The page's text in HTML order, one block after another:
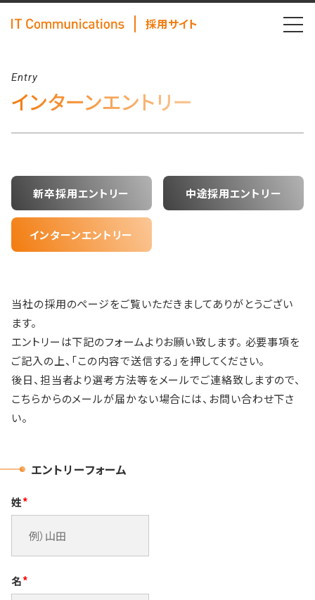
採用サイト
Entry
インターンエントリー
新卒採用エントリー 中途採用エントリー
インターンエントリー
当社の採用のページをご覧いただきましてありがとうござい
ます。
エントリーは下記のフォームよりお願い致します。 必要事項を
ご記入の上、「この内容で送信する」を押してください。
後日、担当者より選考方法等をメールでご連絡致しますので、
こちらからのメールが届かない場合には、お問い合わせ下さ
い。
エントリーフォーム
姓*
名*